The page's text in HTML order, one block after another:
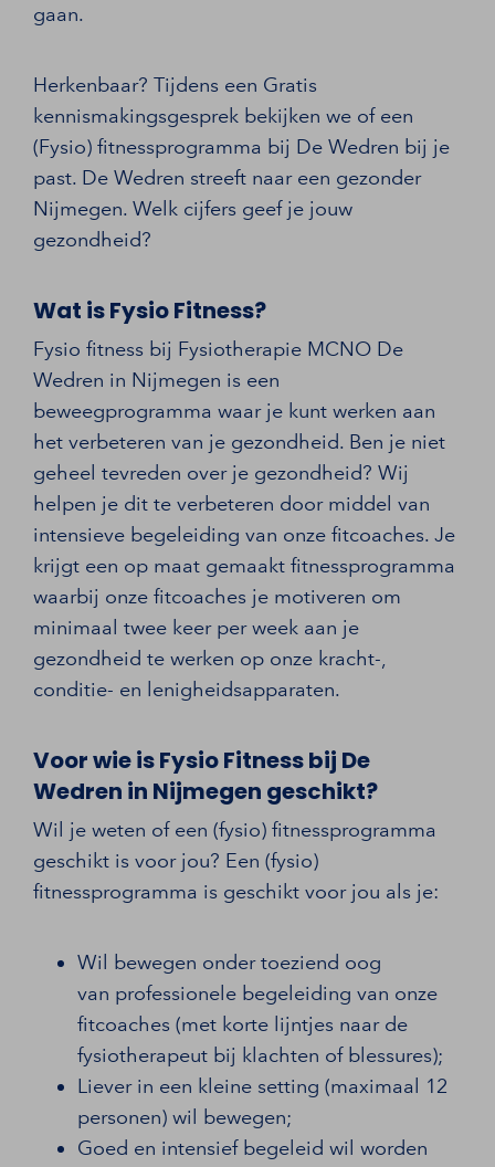
gaan.
Herkenbaar? Tijdens een Gratis
kennismakingsgesprek bekijken we of een
(Fysio) fitnessprogramma bij De Wedren bij je
past. De Wedren streeft naar een gezonder
Nijmegen. Welk cijfers geef je jouw
gezondheid?
Wat is Fysio Fitness?
Fysio fitness bij Fysiotherapie MCNO De
Wedren in Nijmegen is een
beweegprogramma waar je kunt werken aan
het verbeteren van je gezondheid. Ben je niet
geheel tevreden over je gezondheid? Wij
helpen je dit te verbeteren door middel van
intensieve begeleiding van onze fitcoaches. Je
krijgt een op maat gemaakt fitnessprogramma
waarbij onze fitcoaches je motiveren om
minimaal twee keer per week aan je
gezondheid te werken op onze kracht-,
conditie- en lenigheidsapparaten.
Voor wie is Fysio Fitness bij De
Wedren in Nijmegen geschikt?
Wil je weten of een (fysio) fitnessprogramma
geschikt is voor jou? Een (fysio)
fitnessprogramma is geschikt voor jou als je:
Wil bewegen onder toeziend oog
van professionele begeleiding van onze
fitcoaches (met korte lijntjes naar de
fysiotherapeut bij klachten of blessures);
Liever in een kleine setting (maximaal 12
personen) wil bewegen;
Goed en intensief begeleid wil worden